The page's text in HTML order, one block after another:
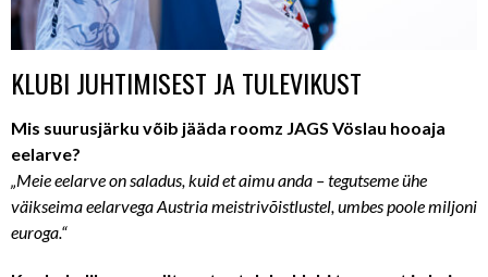
KLUBI JUHTIMISEST JA TULEVIKUST
Mis suurusjärku võib jääda roomz JAGS Vöslau hooaja
eelarve?
„Meie eelarve on saladus, kuid et aimu anda – tegutseme ühe
väikseima eelarvega Austria meistrivõistlustel, umbes poole miljoni
euroga.“